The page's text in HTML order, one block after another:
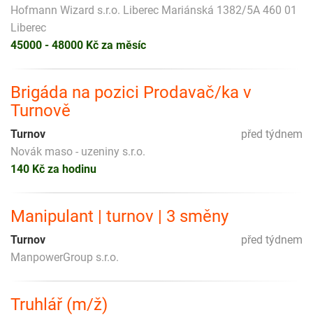
Hofmann Wizard s.r.o. Liberec Mariánská 1382/5A 460 01
Liberec
45000 - 48000 Kč za měsíc
Brigáda na pozici Prodavač/ka v
Turnově
před týdnem
Turnov
Novák maso - uzeniny s.r.o.
140 Kč za hodinu
Manipulant | turnov | 3 směny
před týdnem
Turnov
ManpowerGroup s.r.o.
Truhlář (m/ž)